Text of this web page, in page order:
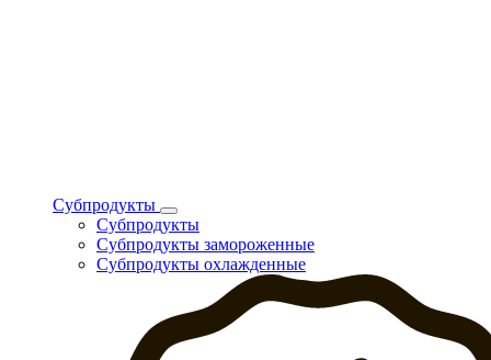
Субпродукты
Субпродукты
Субпродукты замороженные
Субпродукты охлажденные